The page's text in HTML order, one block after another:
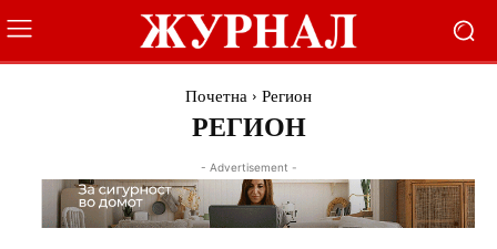
Почетна Регион
РЕГИОН
- Advertisement -